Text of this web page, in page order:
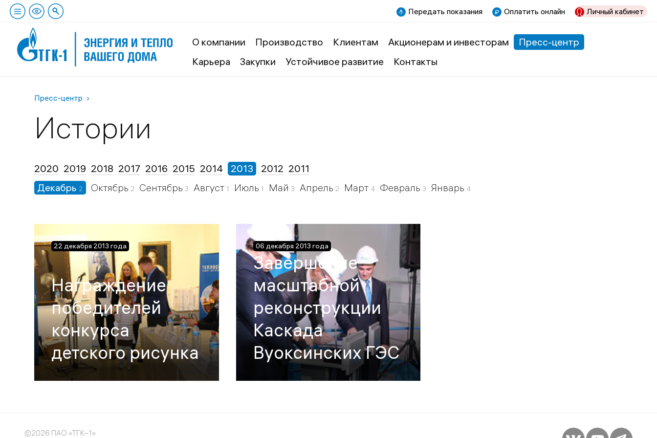
Передать показания Оплатить онлайн Личный кабинет
О компании Производство Клиентам Акционерам и инвесторам
Пресс-центр
Карьера
Закупки Устойчивое развитие Контакты
Пресс-центр
Истории
2020 2019 2018 2017 2016 2015 2014
2013
Декабрь 2 Октябрь 2 Сентябрь 3 Август 1 Июль 1 Май 3 Апрель 2 Март 4 Февраль 3 Январь 4
2012 2011
22 декабря 2013 года
Награждение
победителей
конкурса
детского рисунка
06 декабря 2013 года
Завершение
масштабной
реконструкции
Каскада
Вуоксинских ГЭС
©2026 ПАО «ТГК–1»